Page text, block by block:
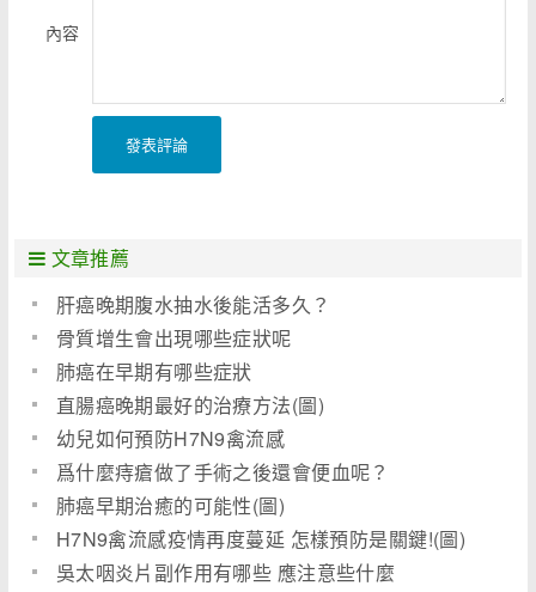
內容
發表評論
文章推薦
肝癌晚期腹水抽水後能活多久？
骨質增生會出現哪些症狀呢
肺癌在早期有哪些症狀
直腸癌晚期最好的治療方法(圖)
幼兒如何預防H7N9禽流感
爲什麼痔瘡做了手術之後還會便血呢？
肺癌早期治癒的可能性(圖)
H7N9禽流感疫情再度蔓延 怎樣預防是關鍵!(圖)
吳太咽炎片副作用有哪些 應注意些什麼